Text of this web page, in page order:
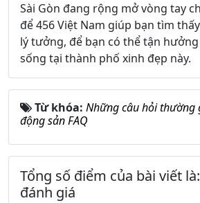
Sài Gòn đang rộng mở vòng tay
để 456 Việt Nam giúp bạn tìm
lý tưởng, để bạn có thể tận
sống tại thành phố xinh đẹp này.
Từ khóa: Những câu hỏi thường
động sản FAQ
Tổng số điểm của bài viết
đánh giá